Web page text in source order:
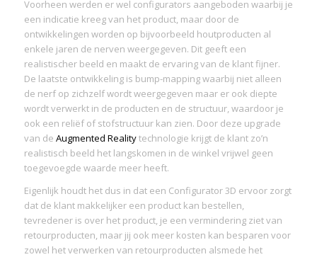
Voorheen werden er wel configurators aangeboden waarbij je
een indicatie kreeg van het product, maar door de
ontwikkelingen worden op bijvoorbeeld houtproducten al
enkele jaren de nerven weergegeven. Dit geeft een
realistischer beeld en maakt de ervaring van de klant fijner.
De laatste ontwikkeling is bump-mapping waarbij niet alleen
de nerf op zichzelf wordt weergegeven maar er ook diepte
wordt verwerkt in de producten en de structuur, waardoor je
ook een reliëf of stofstructuur kan zien. Door deze upgrade
van de Augmented Realitytechnologie krijgt de klant zo’n
realistisch beeld het langskomen in de winkel vrijwel geen
toegevoegde waarde meer heeft.
Eigenlijk houdt het dus in dat een Configurator 3D ervoor zorgt
dat de klant makkelijker een product kan bestellen,
tevredener is over het product, je een vermindering ziet van
retourproducten, maar jij ook meer kosten kan besparen voor
zowel het verwerken van retourproducten alsmede het